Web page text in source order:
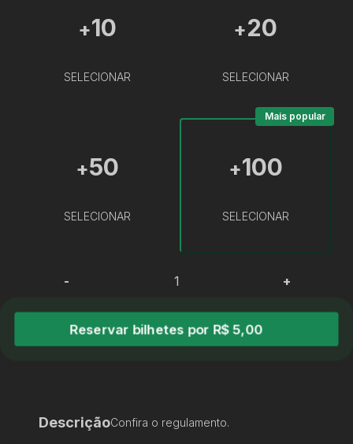
+10
SELECIONAR
+20
SELECIONAR
+50
SELECIONAR
+100
SELECIONAR
Mais popular
- +
Reservar bilhetes por R$ 5,00
DescriçãoConfira o regulamento.